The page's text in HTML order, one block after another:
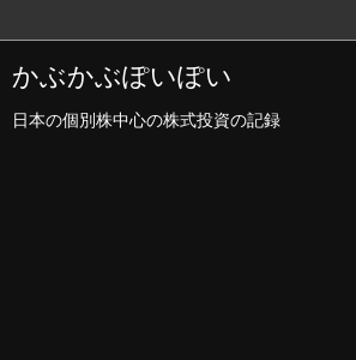
かぶかぶぽいぽい
日本の個別株中心の株式投資の記録